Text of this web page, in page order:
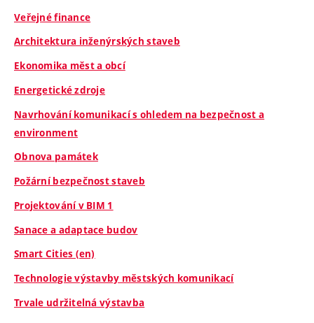
Veřejné finance
Architektura inženýrských staveb
Ekonomika měst a obcí
Energetické zdroje
Navrhování komunikací s ohledem na bezpečnost a
environment
Obnova památek
Požární bezpečnost staveb
Projektování v BIM 1
Sanace a adaptace budov
Smart Cities (en)
Technologie výstavby městských komunikací
Trvale udržitelná výstavba